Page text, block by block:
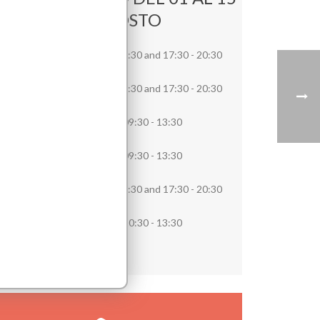
DE AGOSTO
09:30 - 13:30and 17:30 - 20:30
09:30 - 13:30and 17:30 - 20:30
09:30 - 13:30
09:30 - 13:30
09:30 - 13:30and 17:30 - 20:30
10:30 - 13:30